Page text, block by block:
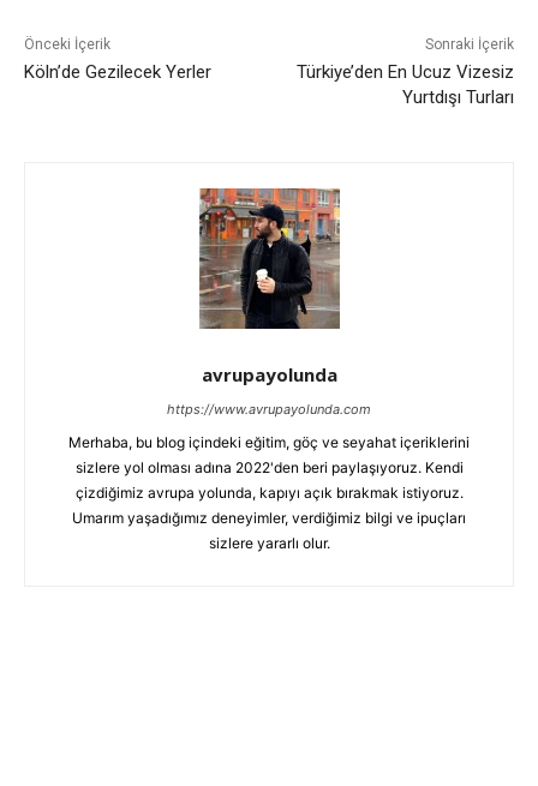
Önceki İçerik
Köln’de Gezilecek Yerler
Sonraki İçerik
Türkiye’den En Ucuz Vizesiz
Yurtdışı Turları
avrupayolunda
https://www.avrupayolunda.com
Merhaba, bu blog içindeki eğitim, göç ve seyahat içeriklerini
sizlere yol olması adına 2022'den beri paylaşıyoruz. Kendi
çizdiğimiz avrupa yolunda, kapıyı açık bırakmak istiyoruz.
Umarım yaşadığımız deneyimler, verdiğimiz bilgi ve ipuçları
sizlere yararlı olur.